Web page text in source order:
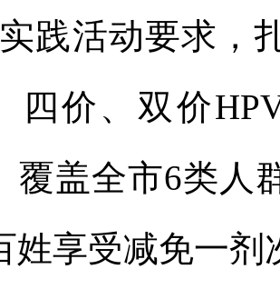
践活动要求，
四价、双价
覆盖全市6类 人
姓享受减免一剂